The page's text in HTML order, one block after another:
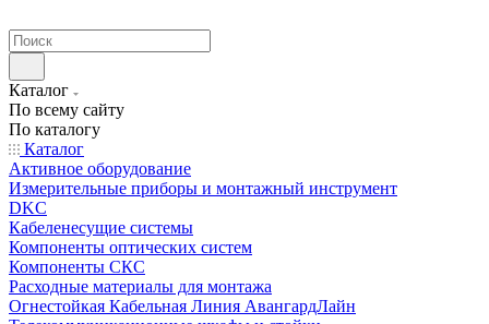
Каталог
По всему сайту
По каталогу
Каталог
Активное оборудование
Измерительные приборы и монтажный инструмент
DKC
Кабеленесущие системы
Компоненты оптических систем
Компоненты СКС
Расходные материалы для монтажа
Огнестойкая Кабельная Линия АвангардЛайн